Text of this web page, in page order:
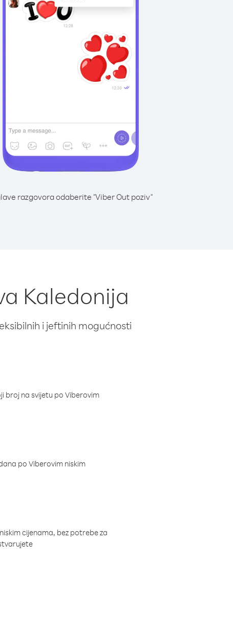
razgovora odaberite "Viber Out poziv"
Kaledonija
i jeftinih mogućnosti
broj na svijetu po Viberovim
po Viberovim niskim
cijenama, bez potrebe za